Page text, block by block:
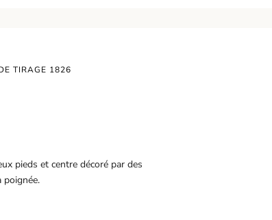
TIRAGE 1826
pieds et centre décoré par des
poignée.